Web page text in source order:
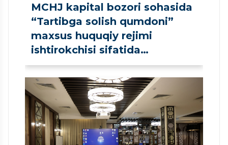
MCHJ kapital bozori sohasida
“Tartibga solish qumdoni”
maxsus huquqiy rejimi
ishtirokchisi sifatida
ro‘yxatdan o‘tkazildi